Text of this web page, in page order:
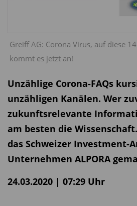
Greiff AG: Corona Virus, auf diese
kommt es jetzt an!
Unzählige Corona-FAQs
unzähligen Kanälen. Wer
zukunftsrelevante
am besten die
das Schweizer Investment-
Unternehmen ALPORA
24.03.2020 | 07:29 Uhr